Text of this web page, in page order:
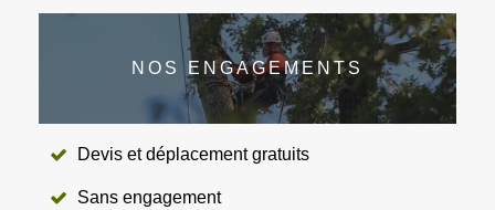
NOS ENGAGEMENTS
Devis et déplacement gratuits
Sans engagement